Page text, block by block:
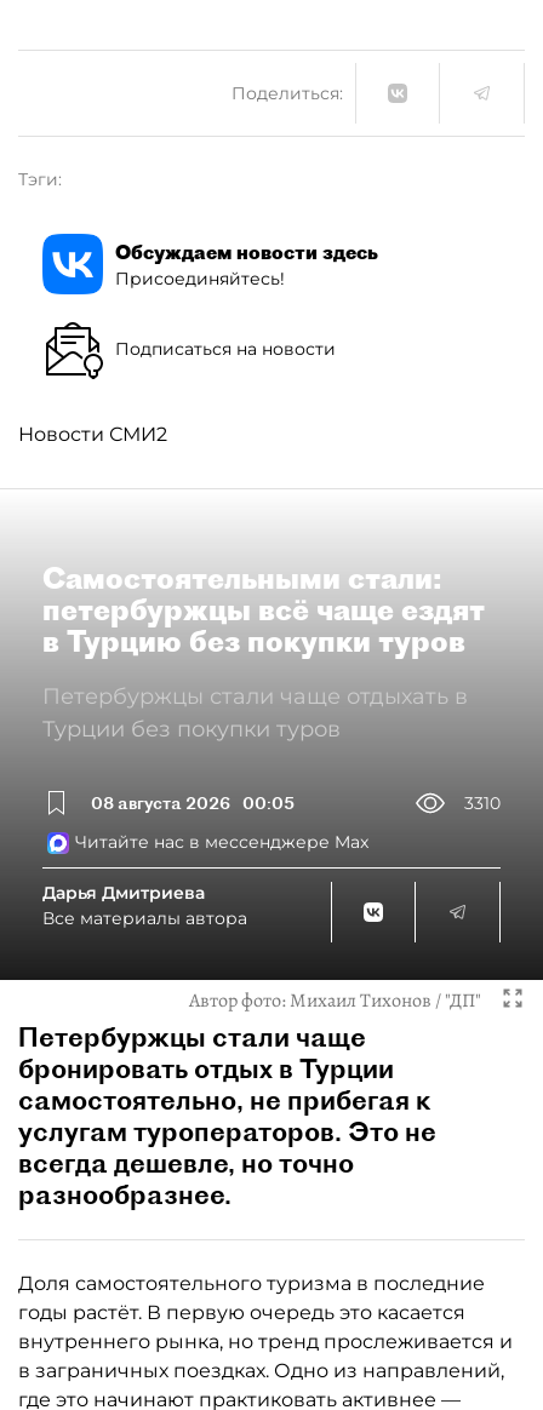
Поделиться:
Тэги:
Обсуждаем новости здесь
Присоединяйтесь!
Подписаться на новости
Новости СМИ2
Самостоятельными стали:
петербуржцы всё чаще ездят
в Турцию без покупки туров
Петербуржцы стали чаще отдыхать в
Турции без покупки туров
08 августа 2026 00:05
3310
Читайте нас в мессенджере Max
Дарья Дмитриева
Все материалы автора
Автор фото:Михаил Тихонов / "ДП"
Петербуржцы стали чаще
бронировать отдых в Турции
самостоятельно, не прибегая к
услугам туроператоров. Это не
всегда дешевле, но точно
разнообразнее.
Доля самостоятельного туризма в последние
годы растёт. В первую очередь это касается
внутреннего рынка, но тренд прослеживается и
в заграничных поездках. Одно из направлений,
где это начинают практиковать активнее —